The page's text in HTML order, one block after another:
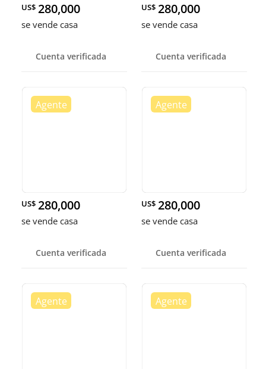
US$ 280,000
se vende casa
Cuenta verificada
US$ 280,000
se vende casa
Cuenta verificada
US$ 280,000
se vende casa
Cuenta verificada
US$ 280,000
se vende casa
Cuenta verificada